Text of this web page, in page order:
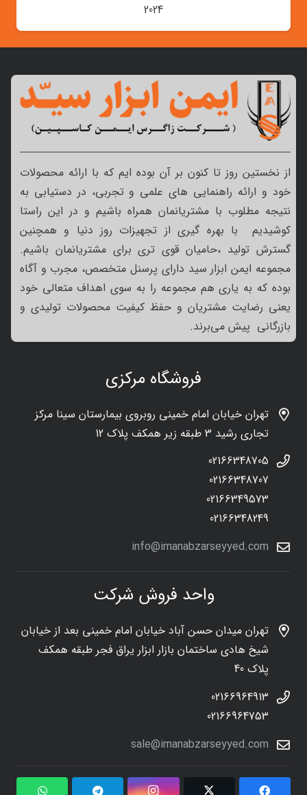
2024
فروشگاه مرکزی
تهران خیابان امام خمینی روبروی بیمارستان سینا مرکز
تجاری رشید 3 طبقه زیر همکف پلاک 12
02166348705
02166348707
02166349573
02166348249
info@imanabzarseyyed.com
واحد فروش شرکت
تهران میدان حسن آباد خیابان امام خمینی بعد از خیابان
شیخ هادی ساختمان بازار ابزار یراق فجر طبقه همکف
پلاک 40
02166964913
02166964753
sale@imanabzarseyyed.com
از نخستین روز تا کنون بر آن بوده ایم که با ارائه محصولات
خود و ارائه راهنمایی های علمی و تجربی، در دستیابی به
نتیجه مطلوب با مشتریانمان همراه باشیم و در این راستا
کوشیدیم با بهره گیری از تجهیزات روز دنیا و همچنین
گسترش تولید ،حامیان قوی تری برای مشتریانمان باشیم.
مجموعه ایمن ابزار سید دارای پرسنل متخصص، مجرب و آگاه
بوده که به یاری هم مجموعه را به سوی اهداف متعالی خود
یعنی رضایت مشتریان و حفظ کیفیت محصولات تولیدی و
بازرگانی پیش می‌برند.